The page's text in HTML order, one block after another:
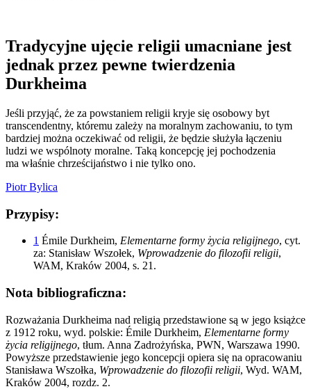
Tradycyjne ujęcie religii umacniane jest
jednak przez pewne twierdzenia
Durkheima
Jeśli przyjąć, że za powstaniem religii kryje się osobowy byt
transcendentny, któremu zależy na moralnym zachowaniu, to tym
bardziej można oczekiwać od religii, że będzie służyła łączeniu
ludzi we wspólnoty moralne. Taką koncepcję jej pochodzenia
ma właśnie chrześcijaństwo i nie tylko ono.
Piotr Bylica
Przypisy:
1 Émile Durkheim, Elementarne formy życia religijnego, cyt.
za: Stanisław Wszołek, Wprowadzenie do filozofii religii,
WAM, Kraków 2004, s. 21.
Nota bibliograficzna:
Rozważania Durkheima nad religią przedstawione są w jego książce
z 1912 roku, wyd. polskie: Émile Durkheim, Elementarne formy
życia religijnego, tłum. Anna Zadrożyńska, PWN, Warszawa 1990.
Powyższe przedstawienie jego koncepcji opiera się na opracowaniu
Stanisława Wszołka, Wprowadzenie do filozofii religii, Wyd. WAM,
Kraków 2004, rozdz. 2.